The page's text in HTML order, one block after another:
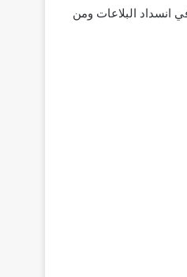
انسداد البلاعات ومن